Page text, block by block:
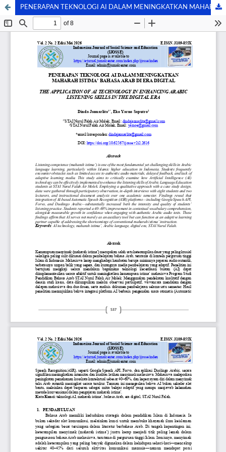
PENERAPAN TEKNOLOGI AI DALAM MENINGKATKAN MAHARAH ISTIMA’ BAHASA ARAB DI ERA DIGITAL